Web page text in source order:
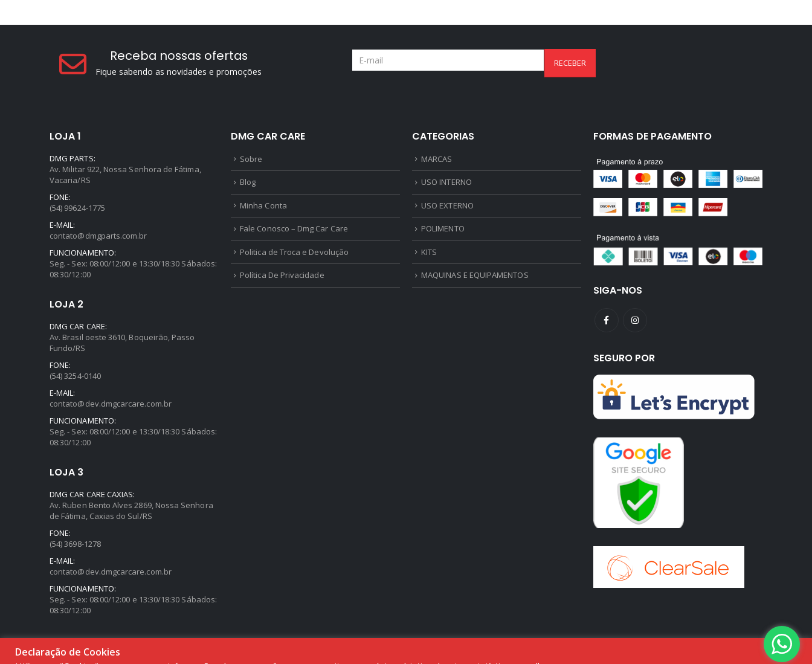
Receba nossas ofertas
Fique sabendo as novidades e promoções
LOJA 1
DMG PARTS:
Av. Militar 922, Nossa Senhora de Fátima,
Vacaria/RS
FONE:
(54) 99624-1775
E-MAIL:
contato@dmgparts.com.br
FUNCIONAMENTO:
Seg. - Sex: 08:00/12:00 e 13:30/18:30 Sábados:
08:30/12:00
LOJA 2
DMG CAR CARE:
Av. Brasil oeste 3610, Boqueirão, Passo
Fundo/RS
FONE:
(54) 3254-0140
E-MAIL:
contato@dev.dmgcarcare.com.br
FUNCIONAMENTO:
Seg. - Sex: 08:00/12:00 e 13:30/18:30 Sábados:
08:30/12:00
LOJA 3
DMG CAR CARE CAXIAS:
Av. Ruben Bento Alves 2869, Nossa Senhora
de Fátima, Caxias do Sul/RS
FONE:
(54) 3698-1278
E-MAIL:
contato@dev.dmgcarcare.com.br
FUNCIONAMENTO:
Seg. - Sex: 08:00/12:00 e 13:30/18:30 Sábados:
08:30/12:00
DMG CAR CARE
Sobre
Blog
Minha Conta
Fale Conosco – Dmg Car Care
Politica de Troca e Devolução
Política De Privacidade
CATEGORIAS
MARCAS
USO INTERNO
USO EXTERNO
POLIMENTO
KITS
MAQUINAS E EQUIPAMENTOS
FORMAS DE PAGAMENTO
SIGA-NOS
SEGURO POR
Declaração de Cookies